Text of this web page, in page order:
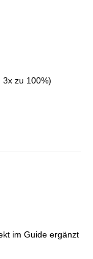
3x zu 100%)
im Guide ergänzt